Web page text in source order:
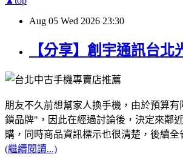
Aug 05 Wed 2026 23:30
【分享】創宇通訊台
朋友不久前想幫家人換手機，由於預算
鎖品牌"，因此在經過討論後，決定來鄰
購，同時商品資訊標示也很清楚，後續全
(繼續閱讀...)